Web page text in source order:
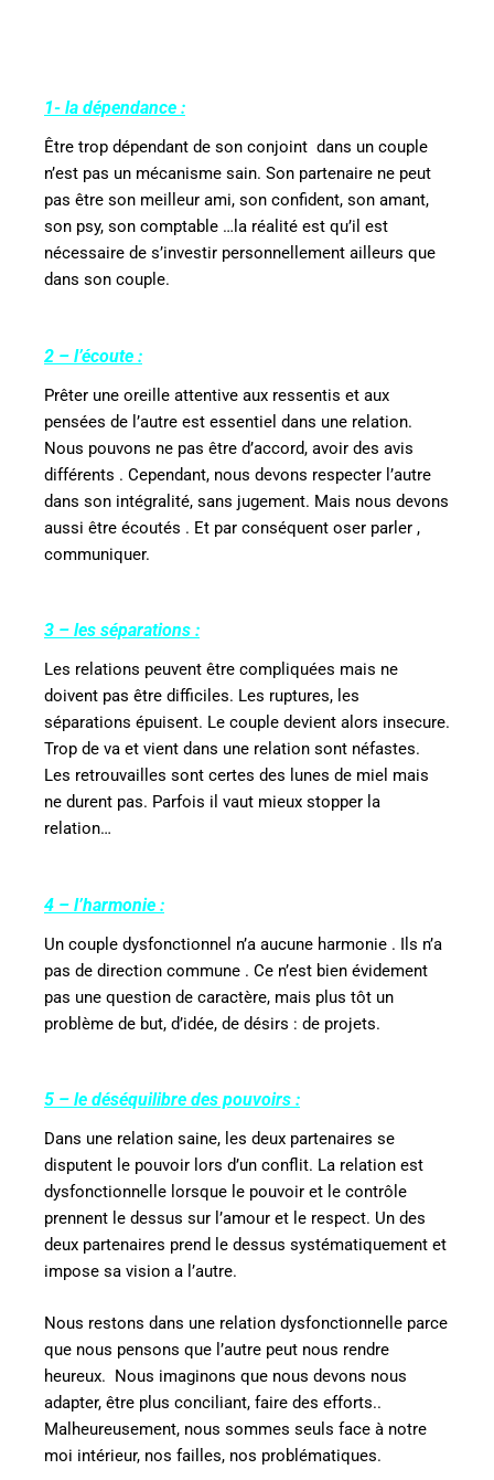
1- la dépendance :
Être trop dépendant de son conjoint dans un couple
n’est pas un mécanisme sain. Son partenaire ne peut
pas être son meilleur ami, son confident, son amant,
son psy, son comptable …la réalité est qu’il est
nécessaire de s’investir personnellement ailleurs que
dans son couple.
2 – l’écoute :
Prêter une oreille attentive aux ressentis et aux
pensées de l’autre est essentiel dans une relation.
Nous pouvons ne pas être d’accord, avoir des avis
différents . Cependant, nous devons respecter l’autre
dans son intégralité, sans jugement. Mais nous devons
aussi être écoutés . Et par conséquent oser parler ,
communiquer.
3 – les séparations :
Les relations peuvent être compliquées mais ne
doivent pas être difficiles. Les ruptures, les
séparations épuisent. Le couple devient alors insecure.
Trop de va et vient dans une relation sont néfastes.
Les retrouvailles sont certes des lunes de miel mais
ne durent pas. Parfois il vaut mieux stopper la
relation…
4 – l’harmonie :
Un couple dysfonctionnel n’a aucune harmonie . Ils n’a
pas de direction commune . Ce n’est bien évidement
pas une question de caractère, mais plus tôt un
problème de but, d’idée, de désirs : de projets.
5 – le déséquilibre des pouvoirs :
Dans une relation saine, les deux partenaires se
disputent le pouvoir lors d’un conflit. La relation est
dysfonctionnelle lorsque le pouvoir et le contrôle
prennent le dessus sur l’amour et le respect. Un des
deux partenaires prend le dessus systématiquement et
impose sa vision a l’autre.
Nous restons dans une relation dysfonctionnelle parce
que nous pensons que l’autre peut nous rendre
heureux. Nous imaginons que nous devons nous
adapter, être plus conciliant, faire des efforts..
Malheureusement, nous sommes seuls face à notre
moi intérieur, nos failles, nos problématiques.